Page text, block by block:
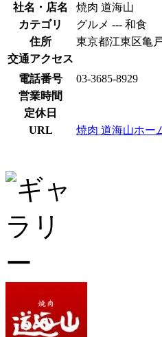
社名・店名
焼肉 道海山
カテゴリ
グルメ --- 和食
住所
東京都江東区亀
交通アクセス
電話番号
03-3685-8929
営業時間
定休日
URL
焼肉 道海山ホー